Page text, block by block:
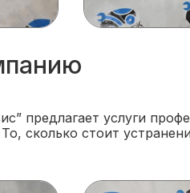
предлагает услуги
сколько стоит